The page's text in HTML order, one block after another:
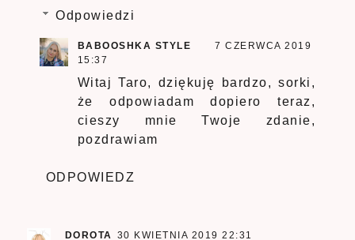
Odpowiedzi
BABOOSHKA STYLE
7 CZERWCA 2019
15:37
Witaj Taro, dziękuję bardzo, sorki,
że odpowiadam dopiero teraz,
cieszy mnie Twoje zdanie,
pozdrawiam
ODPOWIEDZ
DOROTA 30 KWIETNIA 2019 22:31